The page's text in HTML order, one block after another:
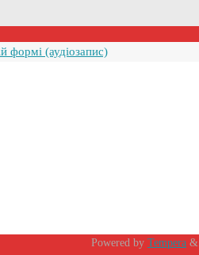
формі (аудіозапис)
Powered by Tempera &